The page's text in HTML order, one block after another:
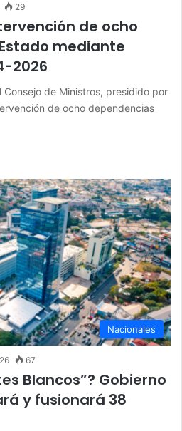
29
de ocho
mediante
2026
Consejo de Ministros, presidido por
de ocho dependencias
Nacionales
67
Blancos”? Gobierno
y fusionará 38